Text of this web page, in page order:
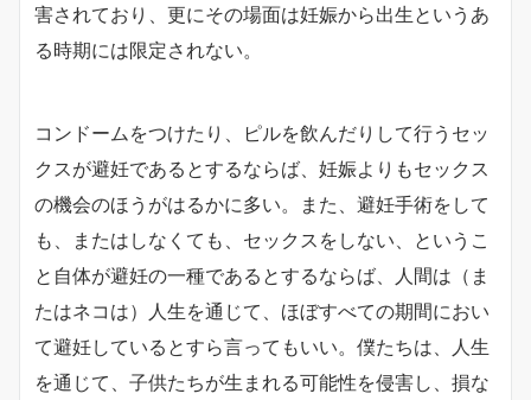
害されており、更にその場面は妊娠から出生というあ
る時期には限定されない。
コンドームをつけたり、ピルを飲んだりして行うセッ
クスが避妊であるとするならば、妊娠よりもセックス
の機会のほうがはるかに多い。また、避妊手術をして
も、またはしなくても、セックスをしない、というこ
と自体が避妊の一種であるとするならば、人間は（ま
たはネコは）人生を通じて、ほぼすべての期間におい
て避妊しているとすら言ってもいい。僕たちは、人生
を通じて、子供たちが生まれる可能性を侵害し、損な